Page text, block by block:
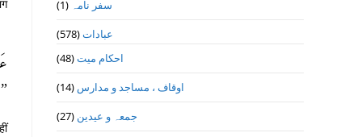
”
سفر نامہ (1)
عبادات(578)
احکام میت(48)
اوقاف ، مساجد و مدارس (14)
جمعہ و عیدین (27)